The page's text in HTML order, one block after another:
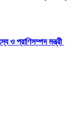
প্রাণিসম্পদ মন্ত্রী